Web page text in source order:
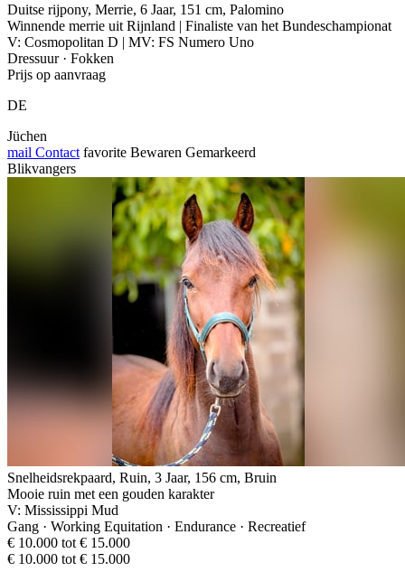
Duitse rijpony, Merrie, 6 Jaar, 151 cm, Palomino
Winnende merrie uit Rijnland | Finaliste van het Bundeschampionat
V: Cosmopolitan D | MV: FS Numero Uno
Dressuur · Fokken
Prijs op aanvraag
DE
Jüchen
mail Contact favorite Bewaren Gemarkeerd
Blikvangers
Snelheidsrekpaard, Ruin, 3 Jaar, 156 cm, Bruin
Mooie ruin met een gouden karakter
V: Mississippi Mud
Gang · Working Equitation · Endurance · Recreatief
€ 10.000 tot € 15.000
€ 10.000 tot € 15.000